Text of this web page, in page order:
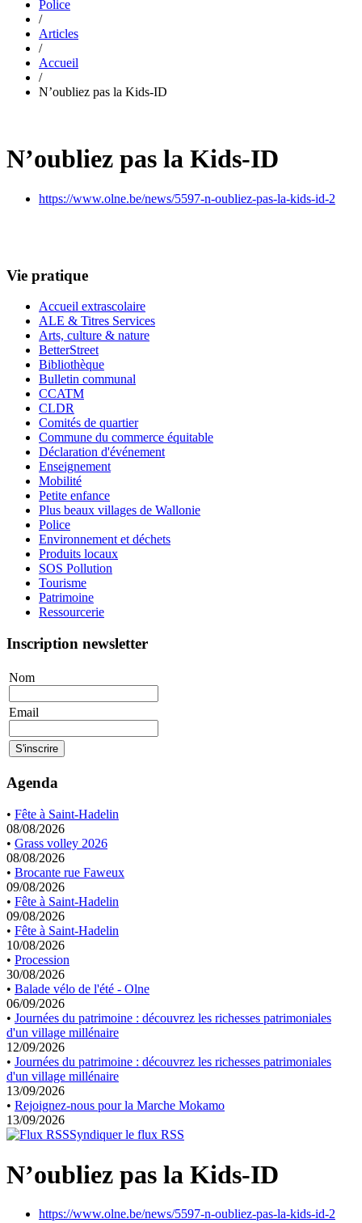
Police
/
Articles
/
Accueil
/
N’oubliez pas la Kids-ID
N’oubliez pas la Kids-ID
https://www.olne.be/news/5597-n-oubliez-pas-la-kids-id-2
Vie pratique
Accueil extrascolaire
ALE & Titres Services
Arts, culture & nature
BetterStreet
Bibliothèque
Bulletin communal
CCATM
CLDR
Comités de quartier
Commune du commerce équitable
Déclaration d'événement
Enseignement
Mobilité
Petite enfance
Plus beaux villages de Wallonie
Police
Environnement et déchets
Produits locaux
SOS Pollution
Tourisme
Patrimoine
Ressourcerie
Inscription newsletter
Nom
Email
Agenda
• Fête à Saint-Hadelin
08/08/2026
• Grass volley 2026
08/08/2026
• Brocante rue Faweux
09/08/2026
• Fête à Saint-Hadelin
09/08/2026
• Fête à Saint-Hadelin
10/08/2026
• Procession
30/08/2026
• Balade vélo de l'été - Olne
06/09/2026
• Journées du patrimoine : découvrez les richesses patrimoniales
d'un village millénaire
12/09/2026
• Journées du patrimoine : découvrez les richesses patrimoniales
d'un village millénaire
13/09/2026
• Rejoignez-nous pour la Marche Mokamo
13/09/2026
Syndiquer le flux RSS
N’oubliez pas la Kids-ID
https://www.olne.be/news/5597-n-oubliez-pas-la-kids-id-2